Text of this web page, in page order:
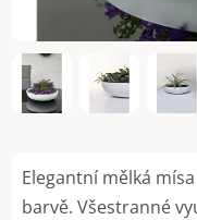
Elegantní mělká
barvě. Všestranné